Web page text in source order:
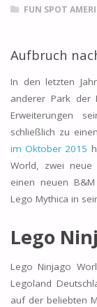
FUN SPOT
Aufbruch
In den letzten
anderer Park der
Erweiterungen
schließlich zu
im Oktober 2015
World, zwei neue
einen neuen
Lego Mythica in
Lego
Lego Ninjago
Legoland
auf der beliebten